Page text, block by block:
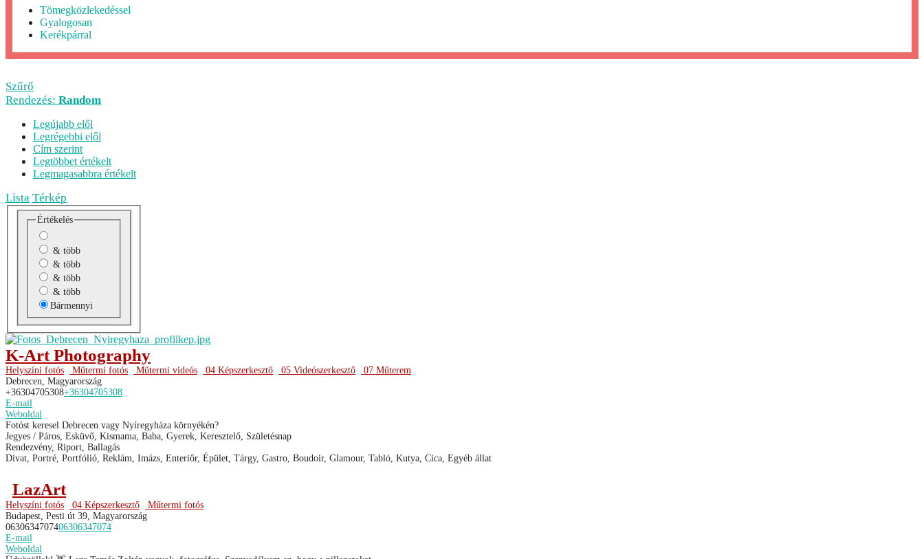
Tömegközlekedéssel
Gyalogosan
Kerékpárral
Szűrő
Rendezés: Random
Legújabb elől
Legrégebbi elől
Cím szerint
Legtöbbet értékelt
Legmagasabbra értékelt
Lista Térkép
Értékelés
& több
& több
& több
& több
Bármennyi
K-Art Photography
Helyszíni fotós Műtermi fotós Műtermi videós 04 Képszerkesztő 05 Videószerkesztő
07 Műterem
Debrecen, Magyarország
+36304705308+36304705308
E-mail
Weboldal
Fotóst keresel Debrecen vagy Nyíregyháza környékén?
Jegyes / Páros, Esküvő, Kismama, Baba, Gyerek, Keresztelő, Születésnap
Rendezvény, Riport, Ballagás
Divat, Portré, Portfólió, Reklám, Imázs, Enteriőr, Épület, Tárgy, Gastro, Boudoir, Glamour, Tabló, Kutya, Cica, Egyéb állat
LazArt
Helyszíni fotós 04 Képszerkesztő
Műtermi fotós
Budapest, Pesti út 39, Magyarország
0630634707406306347074
E-mail
Weboldal